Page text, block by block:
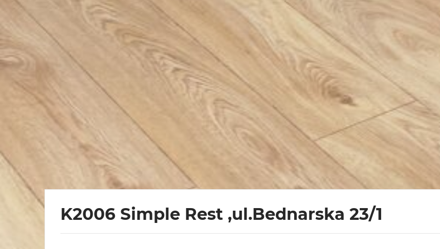
K2006 Simple Rest ,ul.Bednarska 23/1